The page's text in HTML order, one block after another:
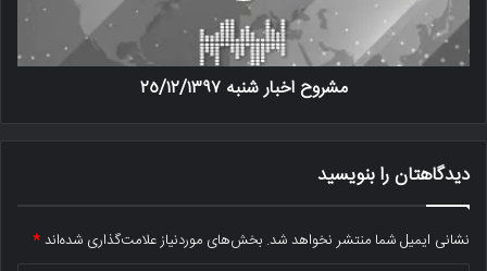
مشروح اخبار شنبه ٢٥/١٢/١٣٩٧
دیدگاهتان را بنویسید
نشانی ایمیل شما منتشر نخواهد شد. بخش‌های موردنیاز علامت‌گذاری شده‌اند*